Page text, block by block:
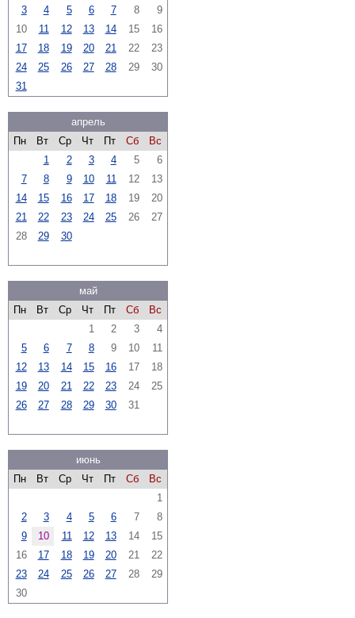
3 4 5 6 7 8
9
10
11 12 13 14 15
16
17
18 19 20 21 22
23
24
25 26 27 28 29
30
31
апрель
Пн
Вт Ср Чт Пт Сб
Вс
1
2 3 4 5
6
7
8 9 10 11 12
13
14
15 16 17 18 19
20
21
22 23 24 25 26
27
28
29 30
май
Пн
Вт Ср Чт Пт Сб
Вс
1
2 3
4
5
6 7 8 9 10
11
12
13 14 15 16 17
18
19
20 21 22 23 24
25
26
27 28 29 30 31
июнь
Пн
Вт Ср Чт Пт Сб
Вс
1
2
3 4 5 6 7
8
9
10 11 12 13 14
15
16
17 18 19 20 21
22
23
24 25 26 27 28
29
30